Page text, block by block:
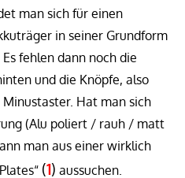
man sich für einen
in seiner Grundform
fehlen dann noch die
und die Knöpfe, also
Hat man sich
(Alu poliert / rauh / matt
man aus einer wirklich
(1) aussuchen.